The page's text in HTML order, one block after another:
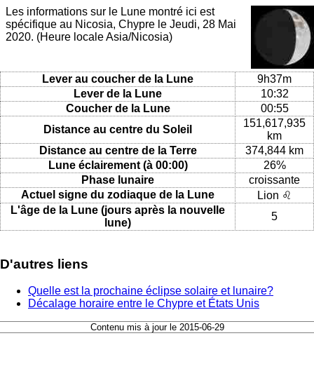
Les informations sur le Lune montré ici est
spécifique au Nicosia, Chypre le Jeudi, 28 Mai
2020. (Heure locale Asia/Nicosia)
Lever au coucher de la Lune
9h37m
Lever de la Lune
10:32
Coucher de la Lune
00:55
Distance au centre du Soleil
151,617,935
km
Distance au centre de la Terre
374,844 km
Lune éclairement (à 00:00)
26%
Phase lunaire
croissante
Actuel signe du zodiaque de la Lune
Lion ♌
L'âge de la Lune (jours après la nouvelle
lune)
5
D'autres liens
Quelle est la prochaine éclipse solaire et lunaire?
Décalage horaire entre le Chypre et États Unis
Contenu mis à jour le 2015-06-29